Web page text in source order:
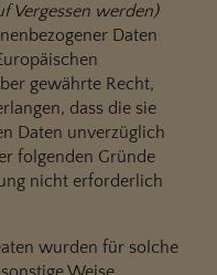
Vergessen werden)
Daten
gewährte Recht,
dass die sie
Daten unverzüglich
folgenden Gründe
nicht erforderlich
wurden für solche